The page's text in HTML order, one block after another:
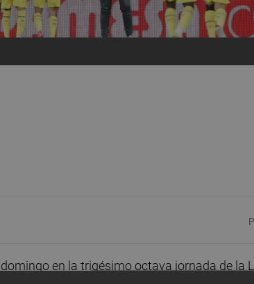
domingo en la trigésimo octava jornada de la